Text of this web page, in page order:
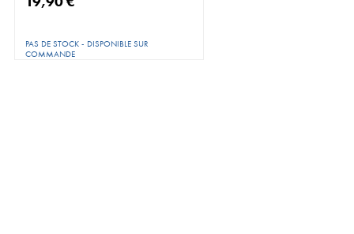
PAS DE STOCK - DISPONIBLE SUR
COMMANDE